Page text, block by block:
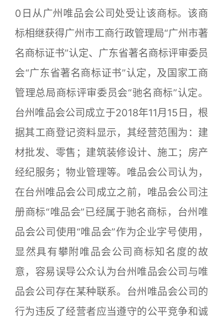
0日从广州唯品会公司处受让该商标。该商
标相继获得广州市工商行政管理局“广州市著
名商标证书”认定、广东省著名商标评审委员
会“广东省著名商标证书”认定，及国家工商
管理总局商标评审委员会“驰名商标”认定。
台州唯品会公司成立于2018年11月15日，根
据其工商登记资料显示，其经营范围为：建
材批发、零售；建筑装修设计、施工；房产
经纪服务；物业管理等。唯品会公司认为，
在台州唯品会公司成立之前，唯品会公司注
册商标“唯品会”已经属于驰名商标，台州唯
品会公司使用“唯品会”作为企业字号使用，
显然具有攀附唯品会公司商标知名度的故
意，容易误导公众认为台州唯品会公司与唯
品会公司存在某种联系。台州唯品会公司的
行为违反了经营者应当遵守的公平竞争和诚